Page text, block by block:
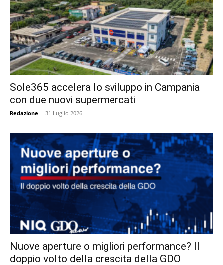
Sole365 accelera lo sviluppo in Campania
con due nuovi supermercati
Redazione - 31 Luglio 2026
Nuove aperture o migliori performance? Il
doppio volto della crescita della GDO